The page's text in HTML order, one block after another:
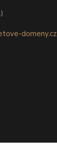
domeny.cz